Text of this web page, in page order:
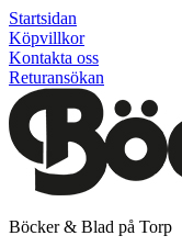
Startsidan
Köpvillkor
Kontakta oss
Returansökan
Böcker & Blad på Torp